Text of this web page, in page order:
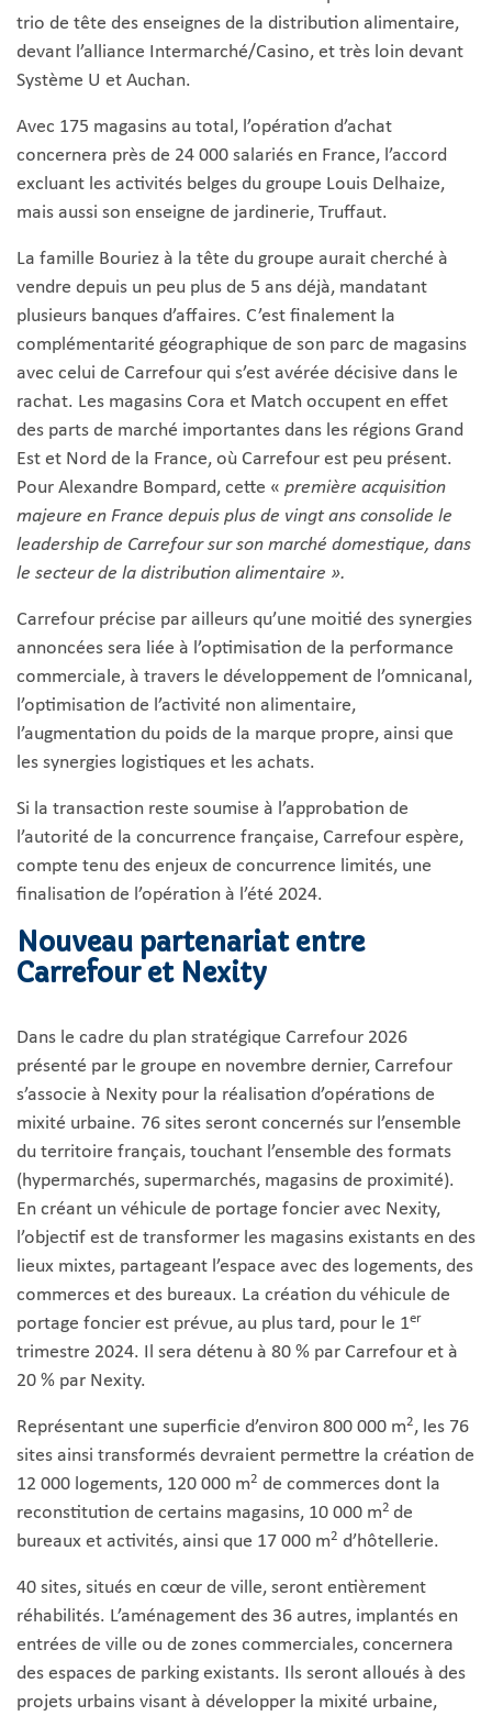
trio de tête des enseignes de la distribution alimentaire,
devant l’alliance Intermarché/Casino, et très loin devant
Système U et Auchan.
Avec 175 magasins au total, l’opération d’achat
concernera près de 24 000 salariés en France, l’accord
excluant les activités belges du groupe Louis Delhaize,
mais aussi son enseigne de jardinerie, Truffaut.
La famille Bouriez à la tête du groupe aurait cherché à
vendre depuis un peu plus de 5 ans déjà, mandatant
plusieurs banques d’affaires. C’est finalement la
complémentarité géographique de son parc de magasins
avec celui de Carrefour qui s’est avérée décisive dans le
rachat. Les magasins Cora et Match occupent en effet
des parts de marché importantes dans les régions Grand
Est et Nord de la France, où Carrefour est peu présent.
Pour Alexandre Bompard, cette « première acquisition
majeure en France depuis plus de vingt ans consolide le
leadership de Carrefour sur son marché domestique, dans
le secteur de la distribution alimentaire ».
Carrefour précise par ailleurs qu’une moitié des synergies
annoncées sera liée à l’optimisation de la performance
commerciale, à travers le développement de l’omnicanal,
l’optimisation de l’activité non alimentaire,
l’augmentation du poids de la marque propre, ainsi que
les synergies logistiques et les achats.
Si la transaction reste soumise à l’approbation de
l’autorité de la concurrence française, Carrefour espère,
compte tenu des enjeux de concurrence limités, une
finalisation de l’opération à l’été 2024.
Nouveau partenariat entre
Carrefour et Nexity
Dans le cadre du plan stratégique Carrefour 2026
présenté par le groupe en novembre dernier, Carrefour
s’associe à Nexity pour la réalisation d’opérations de
mixité urbaine. 76 sites seront concernés sur l’ensemble
du territoire français, touchant l’ensemble des formats
(hypermarchés, supermarchés, magasins de proximité).
En créant un véhicule de portage foncier avec Nexity,
l’objectif est de transformer les magasins existants en des
lieux mixtes, partageant l’espace avec des logements, des
commerces et des bureaux. La création du véhicule de
portage foncier est prévue, au plus tard, pour le 1er
trimestre 2024. Il sera détenu à 80 % par Carrefour et à
20 % par Nexity.
Représentant une superficie d’environ 800 000 m2, les 76
sites ainsi transformés devraient permettre la création de
12 000 logements, 120 000 m2 de commerces dont la
reconstitution de certains magasins, 10 000 m2 de
bureaux et activités, ainsi que 17 000 m2 d’hôtellerie.
40 sites, situés en cœur de ville, seront entièrement
réhabilités. L’aménagement des 36 autres, implantés en
entrées de ville ou de zones commerciales, concernera
des espaces de parking existants. Ils seront alloués à des
projets urbains visant à développer la mixité urbaine,